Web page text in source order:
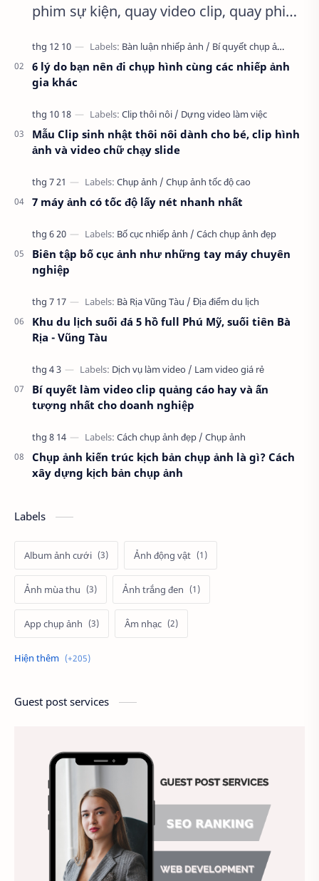
phim sự kiện, quay video clip, quay phim
HEYTv tự hào là đơn vị cung cấp …
6 lý do bạn nên đi chụp hình cùng các nhiếp ảnh
gia khác
Mẫu Clip sinh nhật thôi nôi dành cho bé, clip hình
ảnh và video chữ chạy slide
7 máy ảnh có tốc độ lấy nét nhanh nhất
Biên tập bố cục ảnh như những tay máy chuyên
nghiệp
Khu du lịch suối đá 5 hồ full Phú Mỹ, suối tiên Bà
Rịa - Vũng Tàu
Bí quyết làm video clip quảng cáo hay và ấn
tượng nhất cho doanh nghiệp
Chụp ảnh kiến trúc kịch bản chụp ảnh là gì? Cách
xây dựng kịch bản chụp ảnh
Labels
Album ảnh cưới Ảnh động vật
Ảnh mùa thu Ảnh trắng đen
App chụp ảnh Âm nhạc
Bà Rịa Vũng Tàu
Bí quyết chụp ảnh Bố cục nhiếp ảnh
Bố cục trung tâm
Bối cảnh Các loại ống kính
Các tông da khác nhau Cách chỉnh máy ảnh
Guest post services